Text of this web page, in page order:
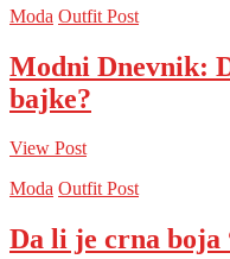
Moda Outfit Post
Modni Dnevnik:
bajke?
View Post
Moda Outfit Post
Da li je crna boja